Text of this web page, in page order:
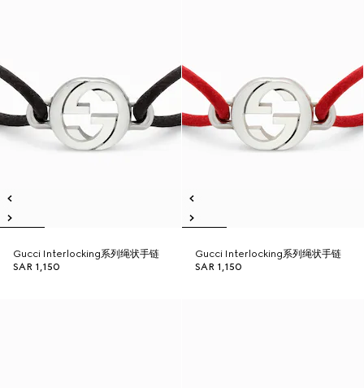
Gucci Interlocking系列绳状手链
SAR 1,150
Gucci Interlocking系列绳状手链
SAR 1,150